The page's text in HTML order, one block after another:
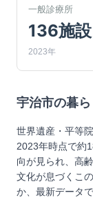
一般診療所
136施設
2023年
宇治市の暮
世界遺産・平等
2023年時点で約
向が見られ、高
文化が息づくこ
か、最新データ